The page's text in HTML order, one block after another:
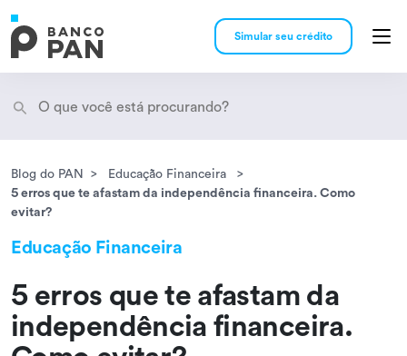
Simular seu crédito
Encontramosresultados
Blog do PAN
Educação Financeira
5 erros que te afastam da independência financeira. Como
evitar?
Educação Financeira
5 erros que te afastam da
independência financeira.